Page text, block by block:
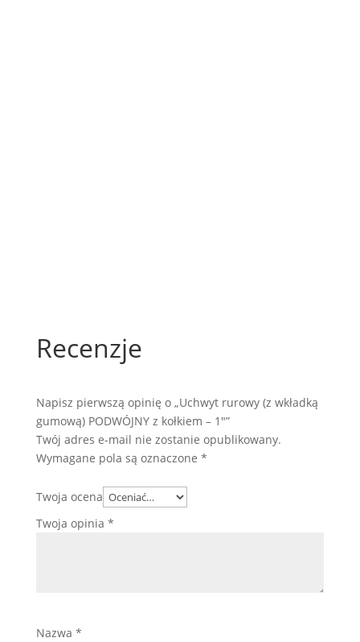
Recenzje
Napisz pierwszą opinię o „Uchwyt rurowy (z wkładką
gumową) PODWÓJNY z kołkiem – 1″”
Twój adres e-mail nie zostanie opublikowany.
Wymagane pola są oznaczone *
Twoja ocena
Twoja opinia *
Nazwa *